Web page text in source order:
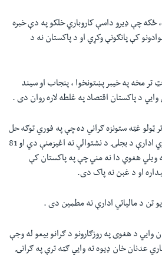
ځکه چې ډیرو داسې کاروباري خلکو په دې خبره
کې پانګونې وکړي او د پاکستان نه د
مخه په خیبر پښتونخوا ، پنجاب او سیند
غټه ستونزه ګراني ده چې په فوري توګه حل
ته اړتیا لری، 72فیصدي کاروباري ادارې د بجلۍ د نشتوالي نه اغیزمنې دي او 81
ویلي هغوي دا نه مني چې په پاکستان کې
او د غبن نه پاک دی.
تن د مالیاتي ادارې نه مطمین دی .
وایي د هغوی په روزګارونو د ګرانو بیعو له وجې
عدنان خان ډيوه ته وایي ګټه ترې په ګرانۍ